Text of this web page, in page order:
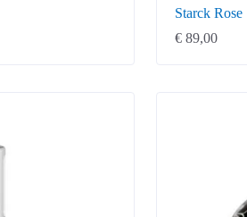
Starck Rose
€ 89,00